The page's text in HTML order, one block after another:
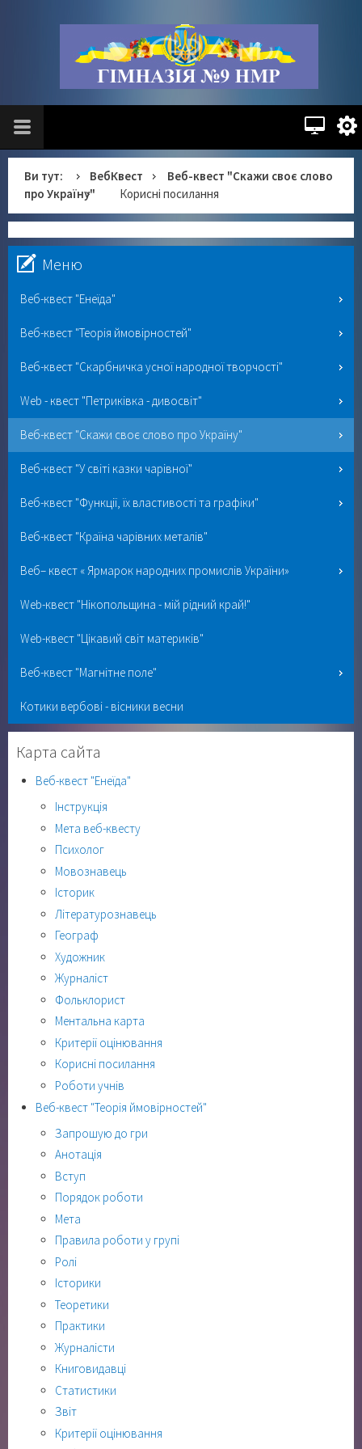
Ви тут: ВебКвест
Веб-квест "Скажи своє слово
про Україну"
Корисні посилання
Меню
Веб-квест "Енеїда"
Веб-квест "Теорія ймовірностей"
Веб-квест "Скарбничка усної народної творчості"
Web - квест "Петриківка - дивосвіт"
Веб-квест "Скажи своє слово про Україну"
Веб-квест "У світі казки чарівної"
Веб-квест "Функції, їх властивості та графіки"
Веб-квест "Країна чарівних металів"
Веб– квест « Ярмарок народних промислів України»
Web-квест "Нікопольщина - мій рідний край!"
Web-квест "Цікавий світ материків"
Веб-квест "Магнітне поле"
Котики вербові - вісники весни
Карта сайта
Веб-квест "Енеїда"
Інструкція
Мета веб-квесту
Психолог
Мовознавець
Історик
Літературознавець
Географ
Художник
Журналіст
Фольклорист
Ментальна карта
Критерії оцінювання
Корисні посилання
Роботи учнів
Веб-квест "Теорія ймовірностей"
Запрошую до гри
Анотація
Вступ
Порядок роботи
Мета
Правила роботи у групі
Ролі
Історики
Теоретики
Практики
Журналісти
Книговидавці
Статистики
Звіт
Критерії оцінювання